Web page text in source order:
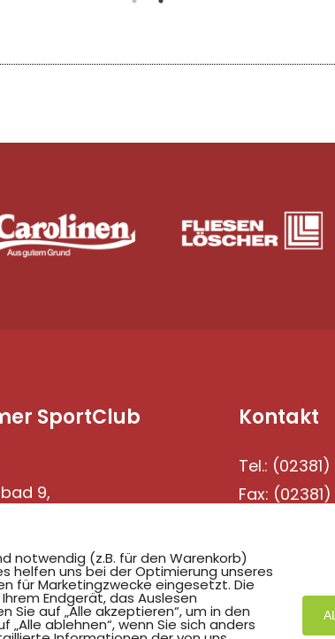
SportClub
9,
Kontakt
Tel.: (02381)
Fax:
notwendig (z.B. für den Warenkorb)
helfen uns bei der Optimierung unseres
für Marketingzwecke eingesetzt. Die
Endgerät, das Auslesen
auf „Alle akzeptieren“, um in den
ablehnen“, wenn Sie sich anders